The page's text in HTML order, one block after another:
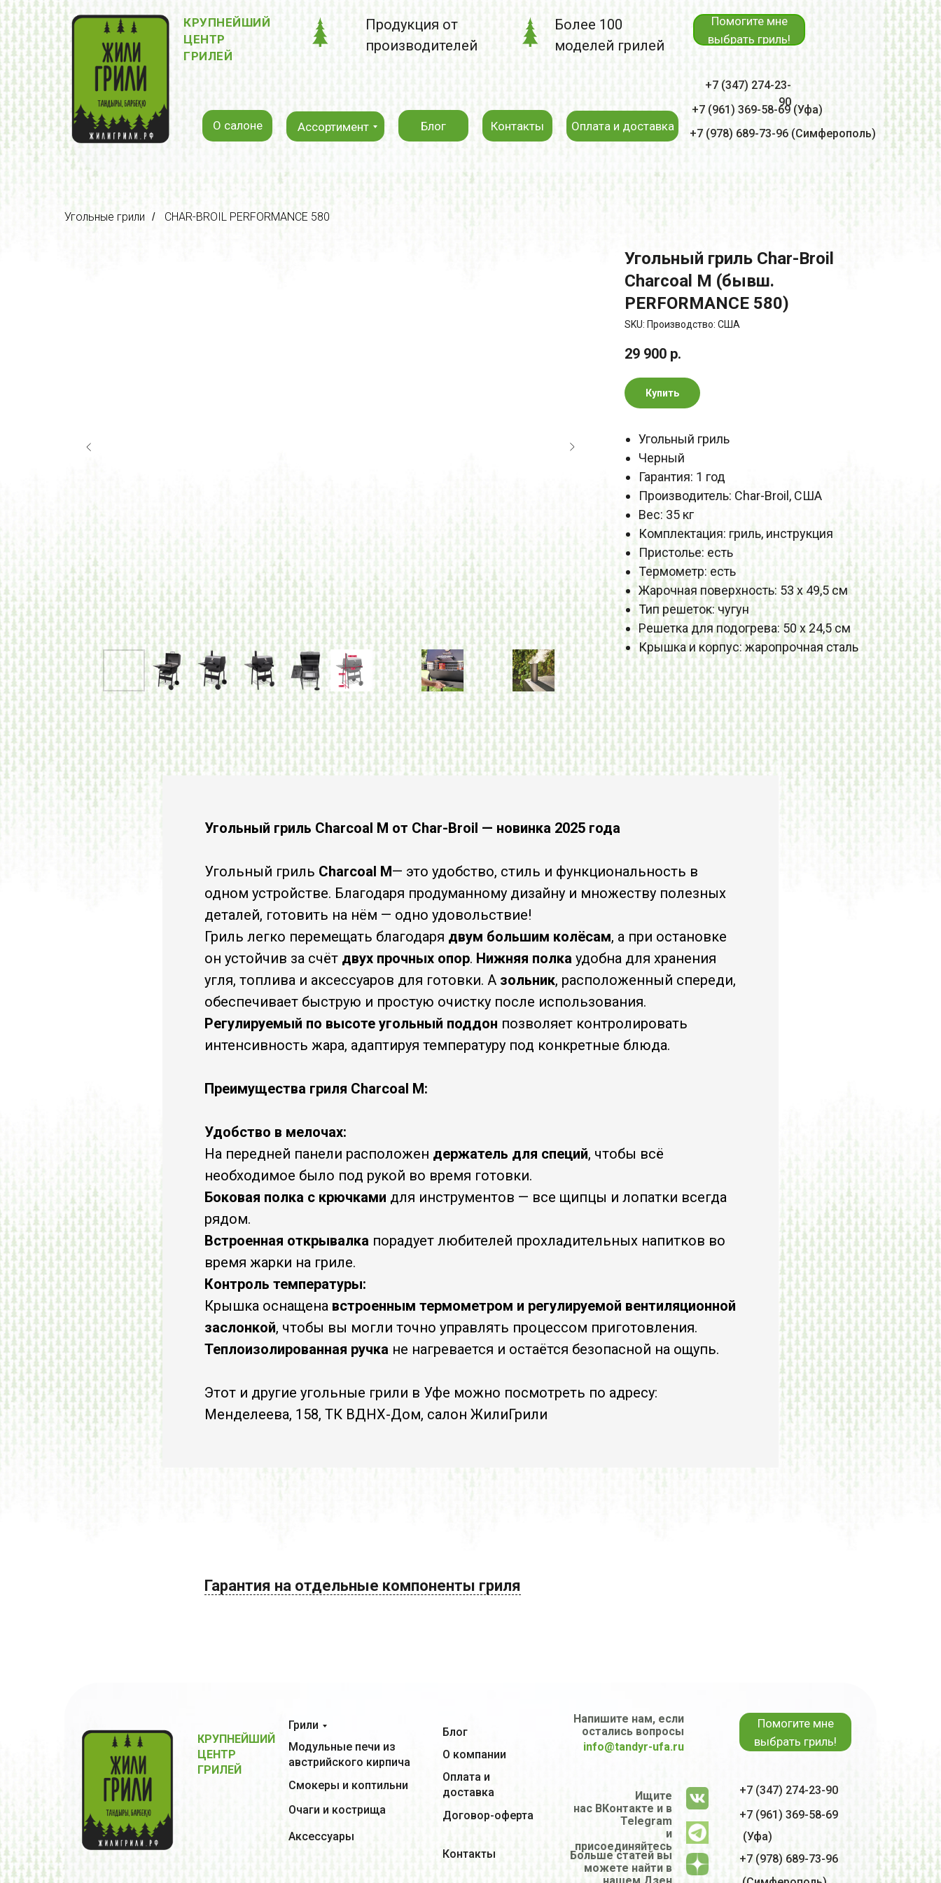
+7 (347) 274-23-
90
Помогите мне
выбрать гриль!
КРУПНЕЙШИЙ
ЦЕНТР
ГРИЛЕЙ
+7 (978) 689-73-96 (Симферополь)
Ассортимент Контакты
Блог
О салоне
+7 (961) 369-58-69 (Уфа)
Продукция от
производителей
Оплата и доставка
Более 100
моделей грилей
Угольные грили / CHAR-BROIL PERFORMANCE 580
Угольный гриль Char-Broil
Charcoal M (бывш.
PERFORMANCE 580)
SKU: Производство: США
29 900 р.
Купить
Угольный гриль
Черный
Гарантия: 1 год
Производитель: Char-Broil, США
Вес: 35 кг
Комплектация: гриль, инструкция
Пристолье: есть
Термометр: есть
Жарочная поверхность: 53 х 49,5 см
Тип решеток: чугун
Решетка для подогрева: 50 х 24,5 см
Крышка и корпус: жаропрочная сталь
Угольный гриль Charсoal M от Char-Broil — новинка 2025 года
Угольный гриль Charсoal M— это удобство, стиль и функциональность в
одном устройстве. Благодаря продуманному дизайну и множеству полезных
деталей, готовить на нём — одно удовольствие!
Гриль легко перемещать благодаря двум большим колёсам, а при остановке
он устойчив за счёт двух прочных опор. Нижняя полка удобна для хранения
угля, топлива и аксессуаров для готовки. А зольник, расположенный спереди,
обеспечивает быструю и простую очистку после использования.
Регулируемый по высоте угольный поддон позволяет контролировать
интенсивность жара, адаптируя температуру под конкретные блюда.
Преимущества гриля Charсoal M:
Удобство в мелочах:
На передней панели расположен держатель для специй, чтобы всё
необходимое было под рукой во время готовки.
Боковая полка с крючками для инструментов — все щипцы и лопатки всегда
рядом.
Встроенная открывалка порадует любителей прохладительных напитков во
время жарки на гриле.
Контроль температуры:
Крышка оснащена встроенным термометром и регулируемой вентиляционной
заслонкой, чтобы вы могли точно управлять процессом приготовления.
Теплоизолированная ручка не нагревается и остаётся безопасной на ощупь.
Этот и другие угольные грили в Уфе можно посмотреть по адресу:
Менделеева, 158, ТК ВДНХ-Дом, салон ЖилиГрили
Гарантия на отдельные компоненты гриля
Напишите нам, если
остались вопросы
Модульные печи из
австрийского кирпича
Смокеры и коптильни
Очаги и кострища
Контакты
Блог
О компании
Оплата и
доставка
Аксессуары
Грили
Ищите
нас ВКонтакте и в
Telegram
и
присоединяйтесь
КРУПНЕЙШИЙ
ЦЕНТР
ГРИЛЕЙ
Помогите мне
выбрать гриль!
info@tandyr-ufa.ru
Договор-оферта
Больше статей вы
можете найти в
+7 (347) 274-23-90
+7 (978) 689-73-96
+7 (961) 369-58-69
(Уфа)